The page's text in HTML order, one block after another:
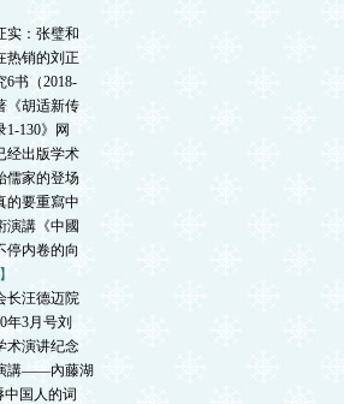
实：张璧和
热销的刘正
6书（2018-
《胡适新传
1-130》网
经出版学术
儒家的登场
的要重寫中
演講《中國
停内卷的向
长汪德迈院
年3月号刘
术演讲纪念
講——內藤湖
中国人的词